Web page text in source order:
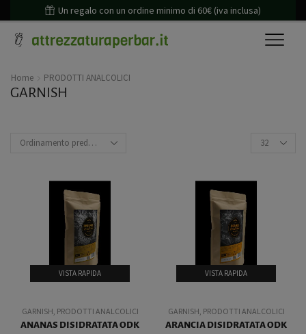
Un regalo con un ordine minimo di 60€ (iva inclusa)
Home PRODOTTI ANALCOLICI
GARNISH
VISTA RAPIDA
GARNISH, PRODOTTI ANALCOLICI
ANANAS DISIDRATATA ODK
VISTA RAPIDA
GARNISH, PRODOTTI ANALCOLICI
ARANCIA DISIDRATATA ODK